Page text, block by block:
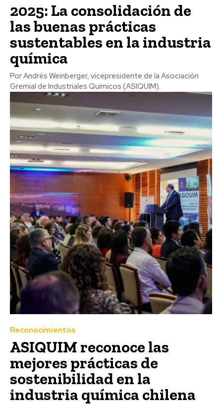
2025: La consolidación de
las buenas prácticas
sustentables en la industria
química
Por Andrés Weinberger, vicepresidente de la Asociación
Gremial de Industriales Químicos (ASIQUIM).
Reconocimientos
ASIQUIM reconoce las
mejores prácticas de
sostenibilidad en la
industria química chilena